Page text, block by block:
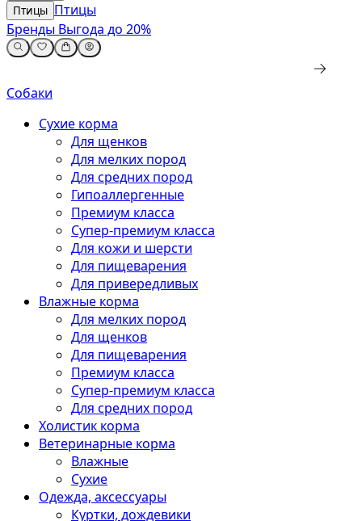
Птицы Птицы
Бренды Выгода до 20%
Собаки
Сухие корма
Для щенков
Для мелких пород
Для средних пород
Гипоаллергенные
Премиум класса
Супер-премиум класса
Для кожи и шерсти
Для пищеварения
Для привередливых
Влажные корма
Для мелких пород
Для щенков
Для пищеварения
Премиум класса
Супер-премиум класса
Для средних пород
Холистик корма
Ветеринарные корма
Влажные
Сухие
Одежда, аксессуары
Куртки, дождевики